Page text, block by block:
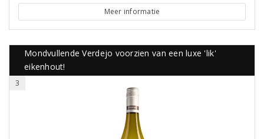
Meer informatie
Mondvullende Verdejo voorzien van een luxe 'lik'
eikenhout!
3